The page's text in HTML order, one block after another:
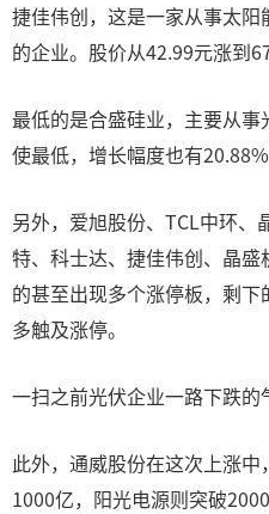
捷佳伟创，这是一家从事太
的企业。股价从42.99元涨到
最低的是合盛硅业，主要从
使最低，增长幅度也有20.88%
另外，爱旭股份、TCL中环、
特、科士达、捷佳伟创、晶
的甚至出现多个涨停板，剩
多触及涨停。
一扫之前光伏企业一路下跌的
此外，通威股份在这次上涨
1000亿，阳光电源则突破